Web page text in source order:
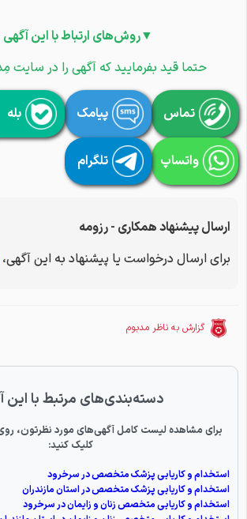
▼روش‌های ارتباط با این
حتما قید بفرمایید که آگهی را در سایت
تماس پیامک بله
واتساپ تلگرام
ارسال پیشنهاد همکاری - رزومه
برای ارسال درخواست یا پیشنهاد به این آگهی،
گزارش به ناظر مدبوم
دسته‌بندی‌های مرتبط با این
برای مشاهده لیست کامل آگهی‌های مورد نظرتون،
کلیک کنید:
استخدام و کاریابی پزشک متخصص در سرخرود
استخدام و کاریابی پزشک متخصص در استان مازندران
استخدام و کاریابی متخصص زنان و زایمان در سرخرود